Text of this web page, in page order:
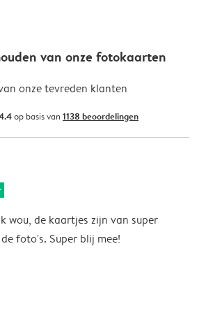
van onze fotokaarten
onze tevreden klanten
op basis van 1138 beoordelingen
wou, de kaartjes zijn van super
foto's. Super blij mee!